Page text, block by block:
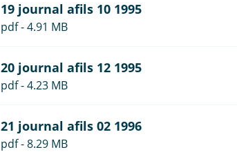
19 journal afils 10 1995
pdf - 4.91 MB
20 journal afils 12 1995
pdf - 4.23 MB
21 journal afils 02 1996
pdf - 8.29 MB